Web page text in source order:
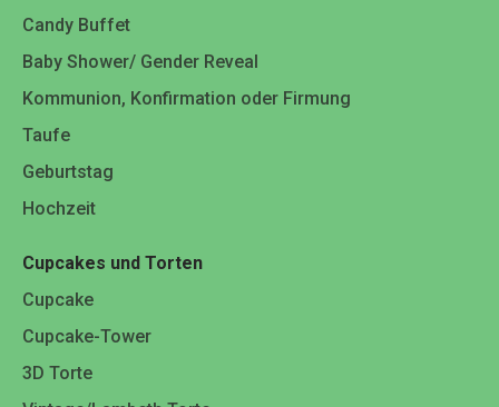
Candy Buffet
Baby Shower/ Gender Reveal
Kommunion, Konfirmation oder Firmung
Taufe
Geburtstag
Hochzeit
Cupcakes und Torten
Cupcake
Cupcake-Tower
3D Torte